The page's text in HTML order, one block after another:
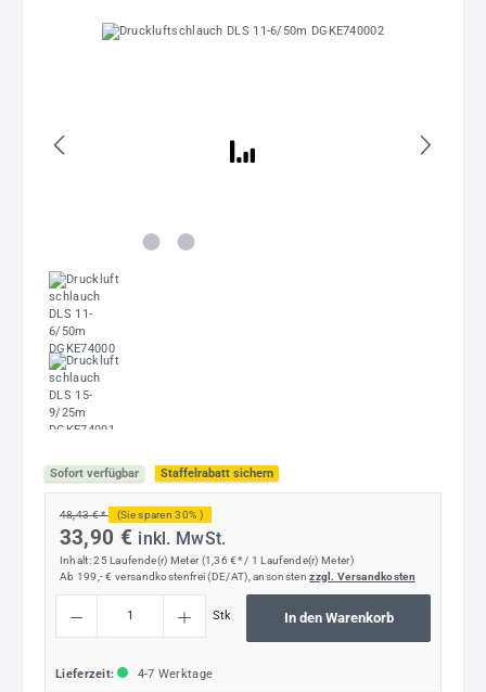
Bildergalerie überspringen
Sofort verfügbar Staffelrabatt sichern
48,43 € * (Sie sparen 30% )
33,90 € inkl. MwSt.
Inhalt:25 Laufende(r) Meter(1,36 €* / 1 Laufende(r) Meter)
Ab 199,- € versandkostenfrei (DE/AT), ansonstenzzgl. Versandkosten
Stk In den Warenkorb
Lieferzeit: 4-7 Werktage